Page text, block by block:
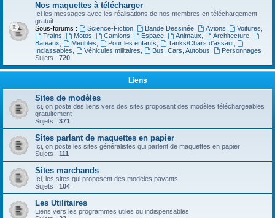
Nos maquettes à télécharger
Ici les messages avec les réalisations de nos membres en téléchargement
gratuit
Sous-forums :
Science-Fiction, Bande Dessinée, Avions Voitures
Trains
Motos Camions Espace Animaux Architecture
Bateaux
Meubles Pour les enfants Tanks/Chars d'assaut,
Inclassables
Véhicules militaires Bus, Cars, Autobus
Personnages
Sujets : 720
Liens
Sites de modèles
Ici, on poste des liens vers des sites proposant des modèles téléchargeables
gratuitement
Sujets : 371
Sites parlant de maquettes en papier
Ici, on poste les sites généralistes qui parlent de maquettes en papier
Sujets : 111
Sites marchands
Ici, les sites qui proposent des modèles payants
Sujets : 104
Les Utilitaires
Liens vers les programmes utiles ou indispensables